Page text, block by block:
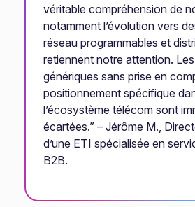
véritable compréhension de
notamment l’évolution vers
réseau programmables et
retiennent notre attention.
génériques sans prise en
positionnement spécifique
l’écosystème télécom sont
écartées.” – Jérôme M.,
d’une ETI spécialisée en
B2B.